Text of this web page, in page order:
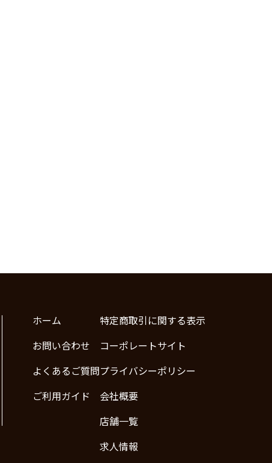
ホーム
お問い合わせ
よくあるご質問
ご利用ガイド
特定商取引に関する表示
コーポレートサイト
プライバシーポリシー
会社概要
店舗一覧
求人情報